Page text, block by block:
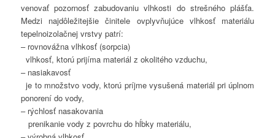
venovať pozornosť zabudovaniu vlhkosti do strešného plášťa.
Medzi najdôležitejšie činitele ovplyvňujúce vlhkosť materiálu
tepelnoizolačnej vrstvy patrí:
– rovnovážna vlhkosť (sorpcia)
vlhkosť, ktorú prijíma materiál z okolitého vzduchu,
– nasiakavosť
je to množstvo vody, ktorú príjme vysušená materiál pri úplnom
ponorení do vody,
– rýchlosť nasakovania
prenikanie vody z povrchu do hĺbky materiálu,